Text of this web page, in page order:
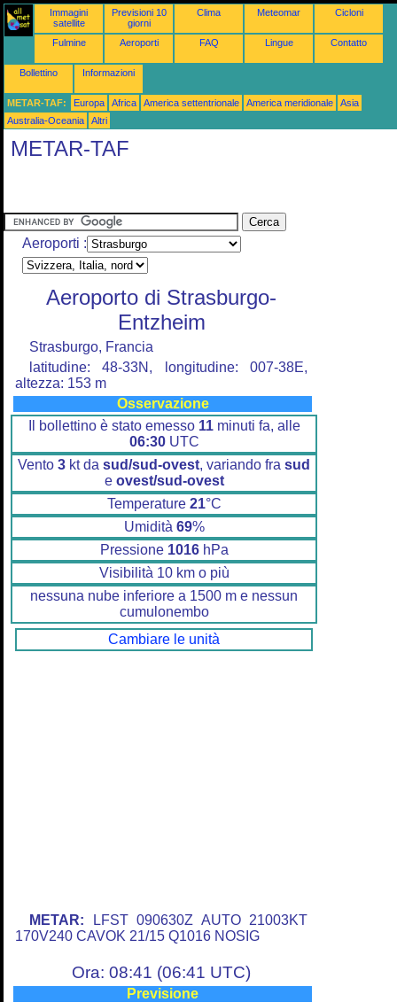
Immagini
satellite
Previsioni 10
giorni
Clima Meteomar Cicloni
Fulmine Aeroporti FAQ Lingue Contatto
Bollettino Informazioni
METAR-TAF: Europa Africa America settentrionale America meridionale
Asia
Australia-Oceania
Altri
METAR-TAF
Aeroporti :
Aeroporto di Strasburgo-
Entzheim
Strasburgo, Francia
latitudine: 48-33N, longitudine: 007-38E,
altezza: 153 m
Osservazione
Il bollettino è stato emesso 11minuti fa, alle
06:30UTC
Vento 3 kt da sud/sud-ovest, variando fra sud
e ovest/sud-ovest
Temperature 21°C
Umidità 69%
Pressione 1016hPa
Visibilità 10 km o più
nessuna nube inferiore a 1500 m e nessun
cumulonembo
Cambiare le unità
METAR: LFST 090630Z AUTO 21003KT
170V240 CAVOK 21/15 Q1016 NOSIG
Ora: 08:41 (06:41 UTC)
Previsione